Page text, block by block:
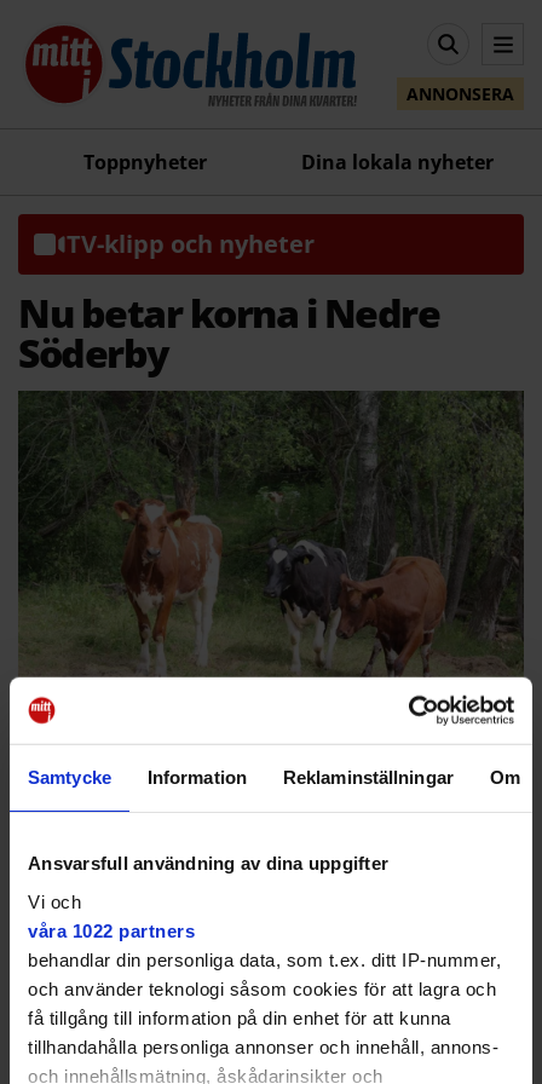
Samtycke Information Reklaminställningar Om
Ansvarsfull användning av dina uppgifter
Vi och
våra 1022 partners
behandlar din personliga data, som t.ex. ditt IP-nummer,
och använder teknologi såsom cookies för att lagra och
få tillgång till information på din enhet för att kunna
tillhandahålla personliga annonser och innehåll, annons-
och innehållsmätning, åskådarinsikter och
ANNONSERA
Toppnyheter Dina lokala nyheter
TV-klipp och nyheter
Nu betar korna i Nedre
Söderby
Nu betar korna i Nedre Söderby. Salems kommun
2025-07-05 07:00
kulturreservatet i Nedre Söderby och nu
har 21 kor flyttat in där de ska få beta
under sommaren och höst.
D
e
l
a
F
a
c
e
b
o
T
w
i
t
t
e
E
m
a
i
l
C
o
p
y
L
i
R
e
d
d
i
t